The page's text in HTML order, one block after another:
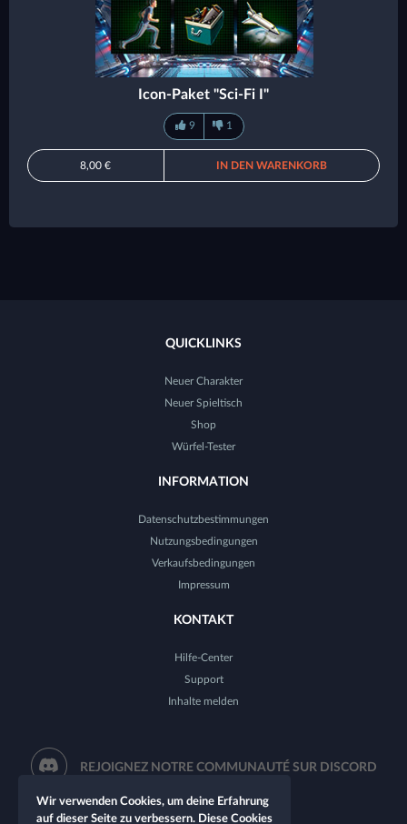
Icon-Paket "Sci-Fi I"
9 1
8,00 € IN DEN WARENKORB
QUICKLINKS
Neuer Charakter
Neuer Spieltisch
Shop
Würfel-Tester
INFORMATION
Datenschutzbestimmungen
Nutzungsbedingungen
Verkaufsbedingungen
Impressum
KONTAKT
Hilfe-Center
Support
Inhalte melden
REJOIGNEZ NOTRE COMMUNAUTÉ SUR DISCORD
Wir verwenden Cookies, um deine Erfahrung
auf dieser Seite zu verbessern. Diese Cookies